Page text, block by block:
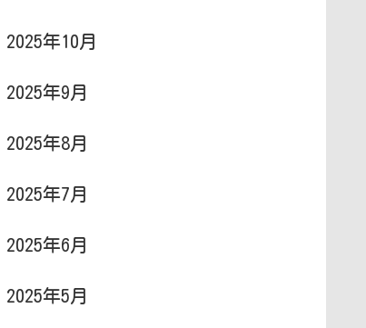
2025年10月
2025年9月
2025年8月
2025年7月
2025年6月
2025年5月